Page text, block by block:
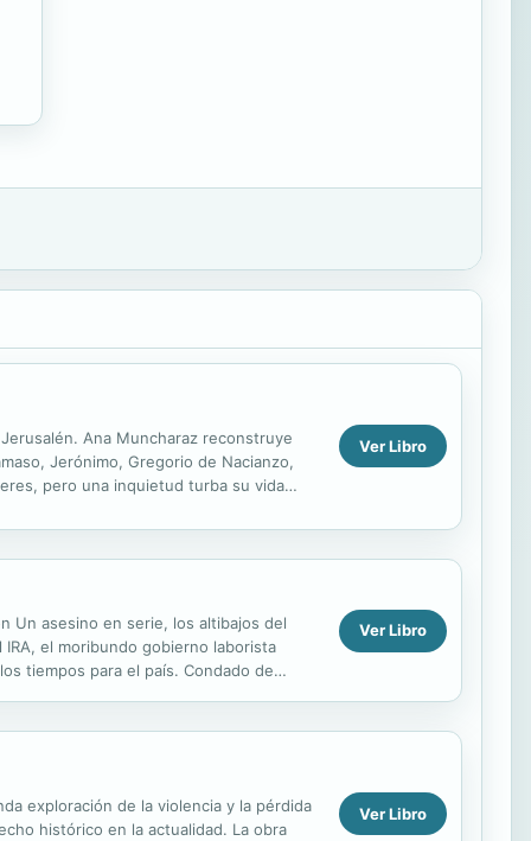
Ana Muncharaz reconstruye
Jerónimo, Gregorio de Nacianzo,
pero una inquietud turba su vida
Ver Libro
Un asesino en serie, los altibajos del
el moribundo gobierno laborista
tiempos para el país. Condado de
Ver Libro
exploración de la violencia y la pérdida
histórico en la actualidad. La obra
Ver Libro